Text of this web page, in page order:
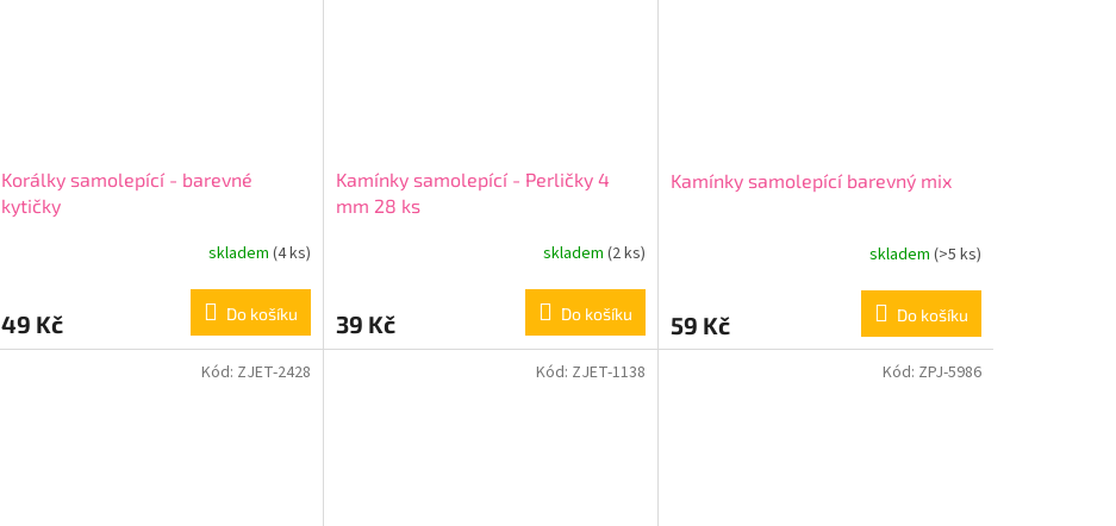
Korálky samolepící - barevné
kytičky
skladem (4 ks)
49 Kč Do košíku
Kamínky samolepící - Perličky 4
mm 28 ks
skladem (2 ks)
39 Kč Do košíku
Kamínky samolepící barevný mix
skladem (>5 ks)
59 Kč Do košíku
Kód: ZJET-2428 Kód: ZJET-1138 Kód: ZPJ-5986